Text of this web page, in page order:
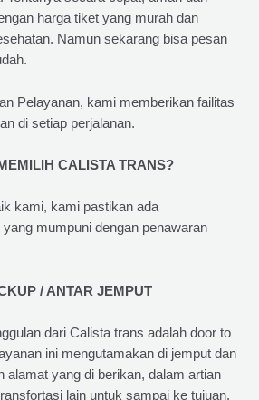
harga tiket yang murah dan
Namun sekarang bisa pesan
Pelayanan, kami memberikan failitas
di setiap perjalanan.
CALISTA TRANS?
kami, kami pastikan ada
mumpuni dengan penawaran
/ ANTAR JEMPUT
dari Calista trans adalah door to
ini mengutamakan di jemput dan
alamat yang di berikan, dalam artian
lain untuk sampai ke tujuan.